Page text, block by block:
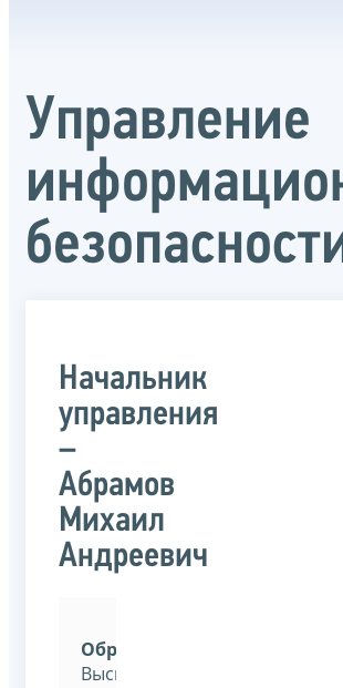
Управление
Начальник
управления
–
Абрамов
Михаил
Андреевич
Образование:
Высшее.